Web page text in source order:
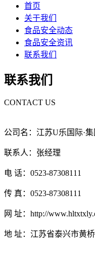
首页
关于我们
食品安全动态
食品安全资讯
联系我们
联系我们
CONTACT US
公司名：江苏U乐国际·
联系人：张经理
电 话：0523-87308111
传 真：0523-87308111
网 址：http://
地 址：江苏省泰兴市黄